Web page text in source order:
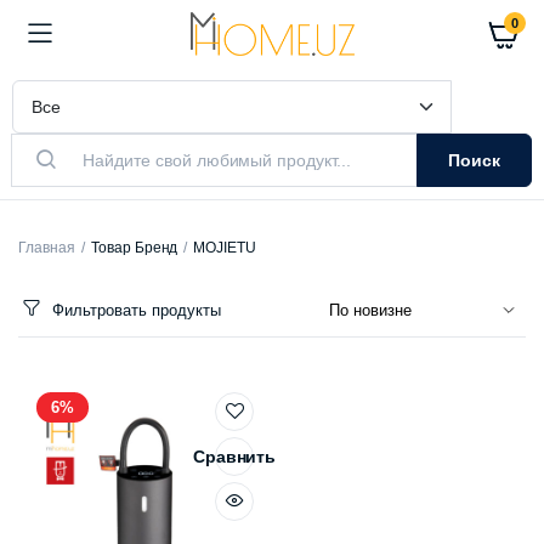
0
Поиск
Главная Товар Бренд MOJIETU
Фильтровать продукты
6%
Сравнить